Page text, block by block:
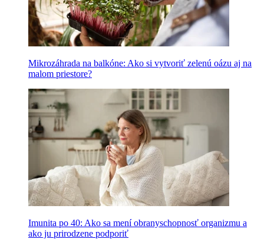
Mikrozáhrada na balkóne: Ako si vytvoriť zelenú oázu aj na
malom priestore?
Imunita po 40: Ako sa mení obranyschopnosť organizmu a
ako ju prirodzene podporiť